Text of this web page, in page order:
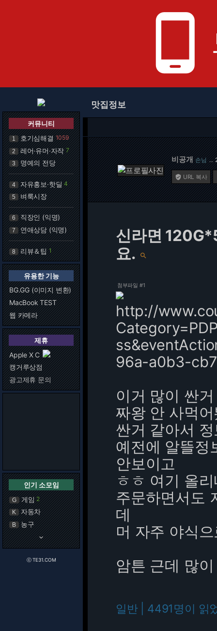
phone_android
커뮤니티
1 호기심해결 1059
2 레어·유머·자작 7
3 명예의 전당
4 자유홍보·핫딜 4
5 벼룩시장
6 직장인 (익명)
7 연애상담 (익명)
8 리뷰＆팁 1
유용한 기능
BG.GG (이미지 변환)
MacBook TEST
웹 카메라
제휴
Apple X C
캥거루상점
광고제휴 문의
인기 소모임
G 게임 2
K 자동차
B 농구
keyboard_arrow_down
ⓒ TE31.COM
맛집정보
비공개 손님 …
 URL 복사
신라면
요.

첨부파일 #1
http://
96a-a0b3-
이거 많이 싼
짜왕 안 사먹
싼거 같아서
예전에 알뜰정
안보이고
ㅎㅎ 여기 올
주문하면서도
데
머 자주 야식
암튼 근데 많
일반 | 4491명이 읽